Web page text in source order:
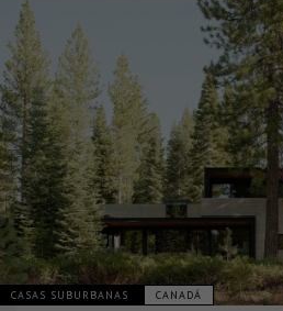
CASAS SUBURBANAS CANADÁ